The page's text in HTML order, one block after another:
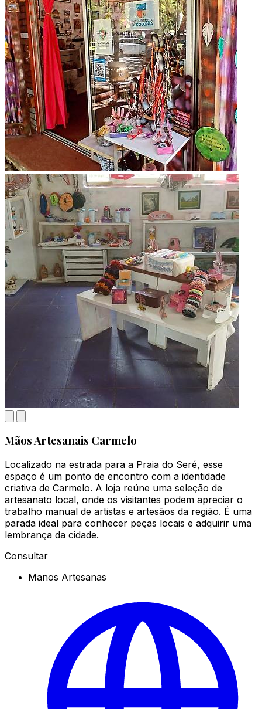
Mãos Artesanais Carmelo
Localizado na estrada para a Praia do Seré, esse
espaço é um ponto de encontro com a identidade
criativa de Carmelo. A loja reúne uma seleção de
artesanato local, onde os visitantes podem apreciar o
trabalho manual de artistas e artesãos da região. É uma
parada ideal para conhecer peças locais e adquirir uma
lembrança da cidade.
Consultar
Manos Artesanas